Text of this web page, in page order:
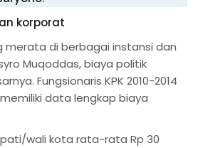
korporat
merata di berbagai instansi dan
Muqoddas, biaya politik
Fungsionaris KPK 2010-2014
data lengkap biaya
wali kota rata-rata Rp 30